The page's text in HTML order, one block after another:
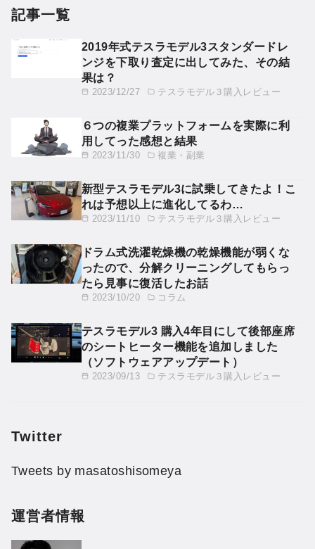
記事一覧
2023/12/27 テスラモデル３購入レビュー
2019年式テスラモデル3スタンダードレ
ンジを下取り査定に出してみた、その結
果は？
2023/11/30 複業・副業
６つの複業プラットフォームを実際に利
用してった感想と結果
2023/11/10 テスラモデル３購入レビュー
新型テスラモデル3に試乗してきたよ！こ
れは予想以上に進化してるわ…
2023/10/20 コラム
ドラム式洗濯乾燥機の乾燥機能が弱くな
ったので、分解クリーニングしてもらっ
たら見事に復活したお話
2023/09/13 テスラモデル３購入レビュー
テスラモデル3 購入4年目にして後部座席
のシートヒーター機能を追加しました
（ソフトウェアアップデート）
Twitter
Tweets by masatoshisomeya
運営者情報